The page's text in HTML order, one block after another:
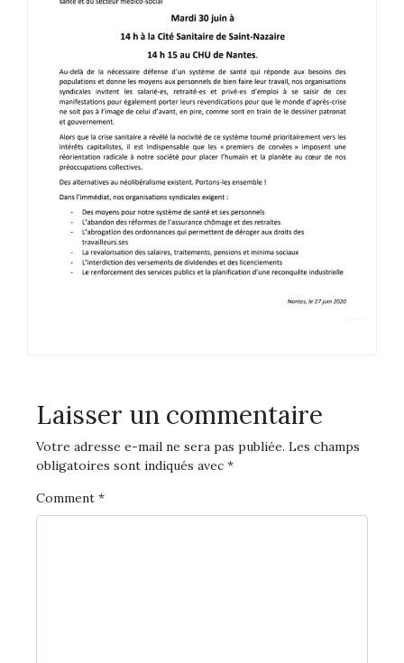
Laisser un commentaire
Votre adresse e-mail ne sera pas publiée. Les champs
obligatoires sont indiqués avec *
Comment *